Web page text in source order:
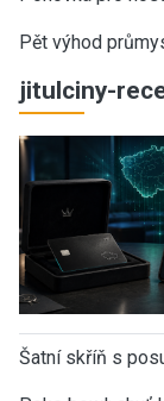
Pět výhod
jitulciny-
Šatní skříň s